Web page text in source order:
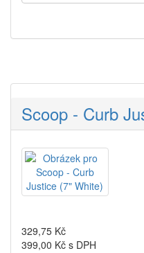
Scoop - Curb
329,75 Kč
399,00 Kč s DPH